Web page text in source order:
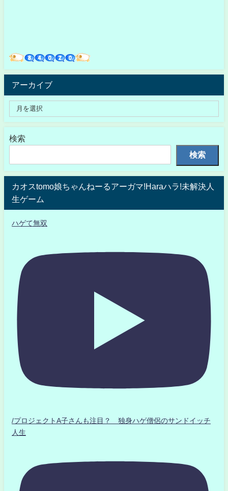
アーカイブ
検索
検索
カオスtomo娘ちゃんねーるアーガマ!Haraハラ!未解決人
生ゲーム
ハゲて無双
/プロジェクトA子さんも注目？ 独身ハゲ僧侶のサンドイッチ
人生